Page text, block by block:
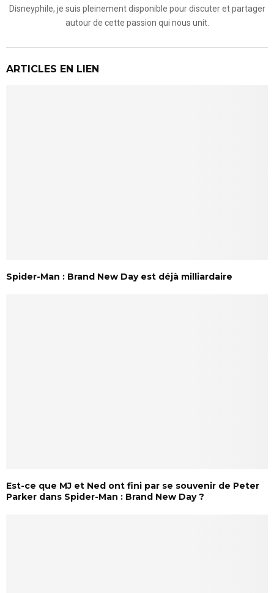
Disneyphile, je suis pleinement disponible pour discuter et partager
autour de cette passion qui nous unit.
ARTICLES EN LIEN
Spider-Man : Brand New Day est déjà milliardaire
Est-ce que MJ et Ned ont fini par se souvenir de Peter
Parker dans Spider-Man : Brand New Day ?